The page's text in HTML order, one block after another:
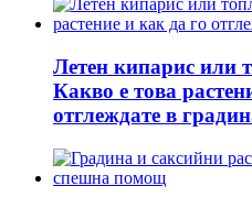
Летен кипарис или
Какво е това
отглеждате в